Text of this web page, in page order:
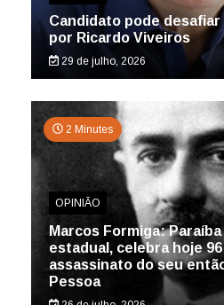
Candidato pode desafiar
por Ricardo Viveiros
29 de julho, 2026
2 Minutes
OPINIÃO
Marcos Formiga:
estadual, celebra hoje
assassinato do seu
Pessoa